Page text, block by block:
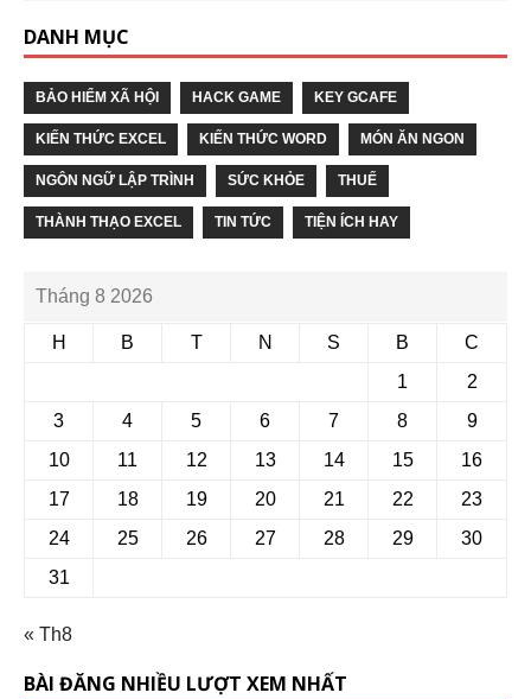
DANH MỤC
BẢO HIỂM XÃ HỘI HACK GAME KEY GCAFE
KIẾN THỨC EXCEL KIẾN THỨC WORD MÓN ĂN NGON
NGÔN NGỮ LẬP TRÌNH SỨC KHỎE THUẾ
THÀNH THẠO EXCEL TIN TỨC TIỆN ÍCH HAY
Tháng 8 2026
H B T N S B
C
1
2
3
4 5 6 7 8
9
10
11 12 13 14 15
16
17
18 19 20 21 22
23
24
25 26 27 28 29
30
31
« Th8
BÀI ĐĂNG NHIỀU LƯỢT XEM NHẤT